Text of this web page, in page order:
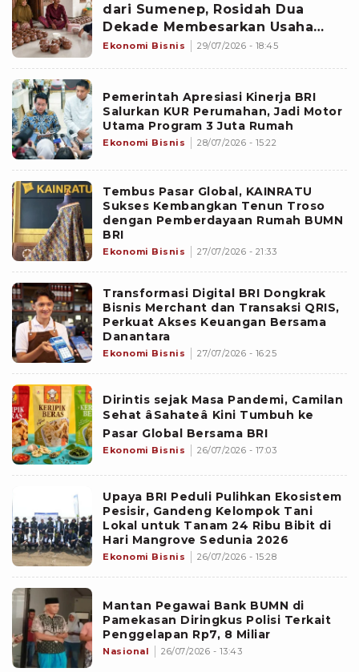
dari Sumenep, Rosidah Dua
Dekade Membesarkan Usaha
Berkat KUR BRI
Ekonomi Bisnis 29/07/2026 - 18:45
Pemerintah Apresiasi Kinerja BRI
Salurkan KUR Perumahan, Jadi Motor
Utama Program 3 Juta Rumah
Ekonomi Bisnis 28/07/2026 - 15:22
Tembus Pasar Global, KAINRATU
Sukses Kembangkan Tenun Troso
dengan Pemberdayaan Rumah BUMN
BRI
Ekonomi Bisnis 27/07/2026 - 21:33
Transformasi Digital BRI Dongkrak
Bisnis Merchant dan Transaksi QRIS,
Perkuat Akses Keuangan Bersama
Danantara
Ekonomi Bisnis 27/07/2026 - 16:25
Dirintis sejak Masa Pandemi, Camilan
Sehat âSahateâ Kini Tumbuh ke
Pasar Global Bersama BRI
Ekonomi Bisnis 26/07/2026 - 17:03
Upaya BRI Peduli Pulihkan Ekosistem
Pesisir, Gandeng Kelompok Tani
Lokal untuk Tanam 24 Ribu Bibit di
Hari Mangrove Sedunia 2026
Ekonomi Bisnis 26/07/2026 - 15:28
Mantan Pegawai Bank BUMN di
Pamekasan Diringkus Polisi Terkait
Penggelapan Rp7, 8 Miliar
Nasional 26/07/2026 - 13:43